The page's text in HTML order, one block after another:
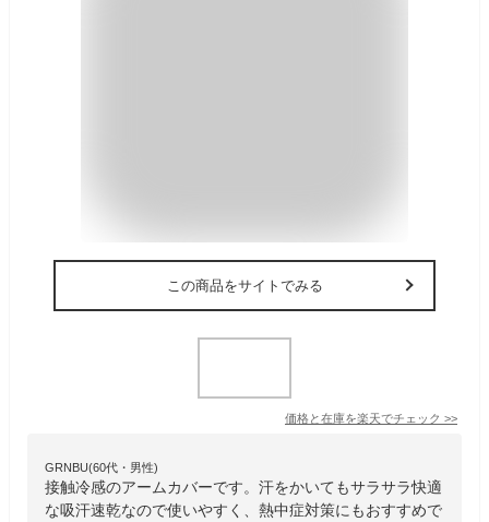
この商品をサイトでみる
価格と在庫を楽天でチェック >>
GRNBU(60代・男性)
接触冷感のアームカバーです。汗をかいてもサラサラ快適
な吸汗速乾なので使いやすく、熱中症対策にもおすすめで